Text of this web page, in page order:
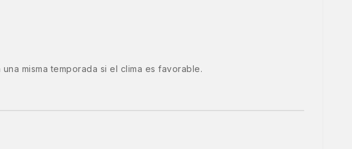
misma temporada si el clima es favorable.